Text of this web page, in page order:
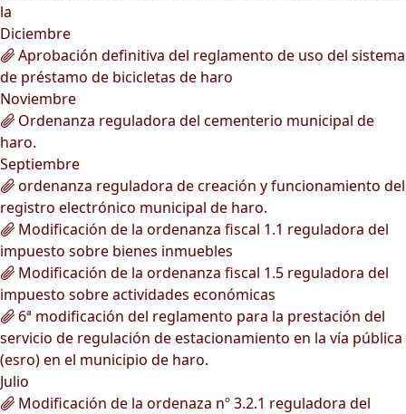
la
Diciembre
Aprobación definitiva del reglamento de uso del sistema
de préstamo de bicicletas de haro
Noviembre
Ordenanza reguladora del cementerio municipal de
haro.
Septiembre
ordenanza reguladora de creación y funcionamiento del
registro electrónico municipal de haro.
Modificación de la ordenanza fiscal 1.1 reguladora del
impuesto sobre bienes inmuebles
Modificación de la ordenanza fiscal 1.5 reguladora del
impuesto sobre actividades económicas
6ª modificación del reglamento para la prestación del
servicio de regulación de estacionamiento en la vía pública
(esro) en el municipio de haro.
Julio
Modificación de la ordenaza nº 3.2.1 reguladora del